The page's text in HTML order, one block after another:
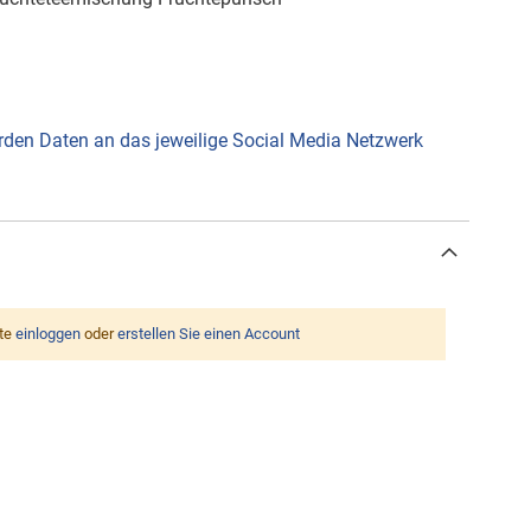
Daten an das jeweilige Social Media Netzwerk
einloggenodererstellen Sie einen Account